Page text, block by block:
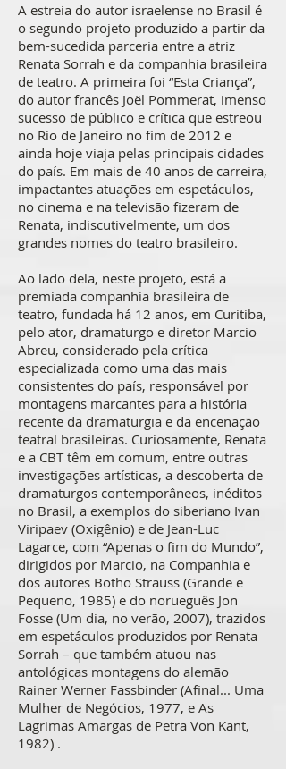
A estreia do autor israelense no Brasil é
o segundo projeto produzido a partir da
bem-sucedida parceria entre a atriz
Renata Sorrah e da companhia brasileira
de teatro. A primeira foi “Esta Criança”,
do autor francês Joël Pommerat, imenso
sucesso de público e crítica que estreou
no Rio de Janeiro no fim de 2012 e
ainda hoje viaja pelas principais cidades
do país. Em mais de 40 anos de carreira,
impactantes atuações em espetáculos,
no cinema e na televisão fizeram de
Renata, indiscutivelmente, um dos
grandes nomes do teatro brasileiro.
Ao lado dela, neste projeto, está a
premiada companhia brasileira de
teatro, fundada há 12 anos, em Curitiba,
pelo ator, dramaturgo e diretor Marcio
Abreu, considerado pela crítica
especializada como uma das mais
consistentes do país, responsável por
montagens marcantes para a história
recente da dramaturgia e da encenação
teatral brasileiras. Curiosamente, Renata
e a CBT têm em comum, entre outras
investigações artísticas, a descoberta de
dramaturgos contemporâneos, inéditos
no Brasil, a exemplos do siberiano Ivan
Viripaev (Oxigênio) e de Jean-Luc
Lagarce, com “Apenas o fim do Mundo”,
dirigidos por Marcio, na Companhia e
dos autores Botho Strauss (Grande e
Pequeno, 1985) e do norueguês Jon
Fosse (Um dia, no verão, 2007), trazidos
em espetáculos produzidos por Renata
Sorrah – que também atuou nas
antológicas montagens do alemão
Rainer Werner Fassbinder (Afinal... Uma
Mulher de Negócios, 1977, e As
Lagrimas Amargas de Petra Von Kant,
1982) .